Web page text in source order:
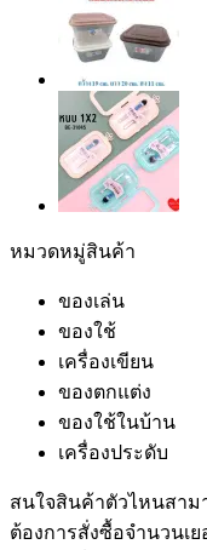
หมวดหมู่สินค้า
ของเล่น
ของใช้
เครื่องเขียน
ของตกแต่ง
ของใช้ในบ้าน
เครื่องประดับ
สนใจสินค้าตัวไหนสาม
ต้องการสั่งซื้อจำนวนเย